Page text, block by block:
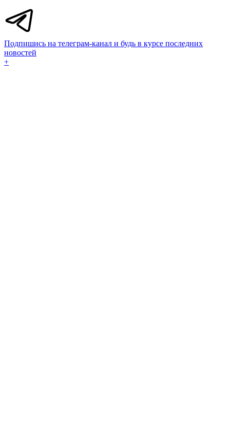
Подпишись на телеграм-канал и будь в курсе последних
новостей
+